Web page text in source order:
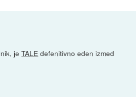
jeTALE defenitivno eden izmed